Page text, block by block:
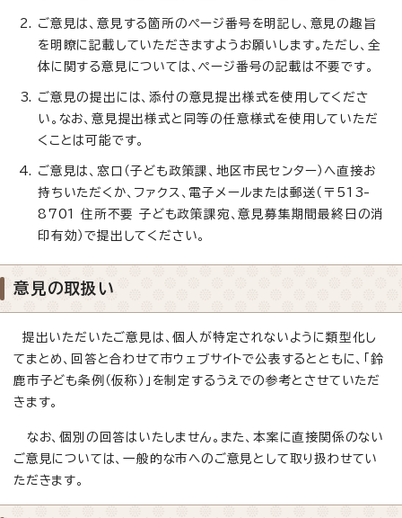
ご意見は、意見する箇所のページ番号を明記し、意見の趣旨
を明瞭に記載していただきますようお願いします。ただし、全
体に関する意見については、ページ番号の記載は不要です。
ご意見の提出には、添付の意見提出様式を使用してくださ
い。なお、意見提出様式と同等の任意様式を使用していただ
くことは可能です。
ご意見は、窓口（子ども政策課、地区市民センター）へ直接お
持ちいただくか、ファクス、電子メールまたは郵送（〒513-
8701 住所不要 子ども政策課宛、意見募集期間最終日の消
印有効）で提出してください。
意見の取扱い
提出いただいたご意見は、個人が特定されないように類型化し
てまとめ、回答と合わせて市ウェブサイトで公表するとともに、「鈴
鹿市子ども条例（仮称）」を制定するうえでの参考とさせていただ
きます。
なお、個別の回答はいたしません。また、本案に直接関係のない
ご意見については、一般的な市へのご意見として取り扱わせてい
ただきます。